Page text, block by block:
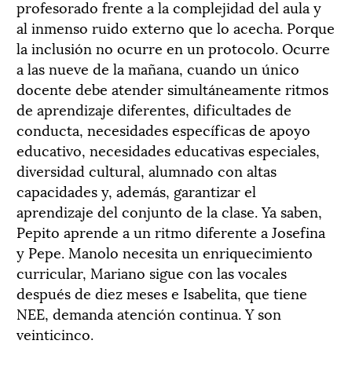
profesorado frente a la complejidad del aula y
al inmenso ruido externo que lo acecha. Porque
la inclusión no ocurre en un protocolo. Ocurre
a las nueve de la mañana, cuando un único
docente debe atender simultáneamente ritmos
de aprendizaje diferentes, dificultades de
conducta, necesidades específicas de apoyo
educativo, necesidades educativas especiales,
diversidad cultural, alumnado con altas
capacidades y, además, garantizar el
aprendizaje del conjunto de la clase. Ya saben,
Pepito aprende a un ritmo diferente a Josefina
y Pepe. Manolo necesita un enriquecimiento
curricular, Mariano sigue con las vocales
después de diez meses e Isabelita, que tiene
NEE, demanda atención continua. Y son
veinticinco.